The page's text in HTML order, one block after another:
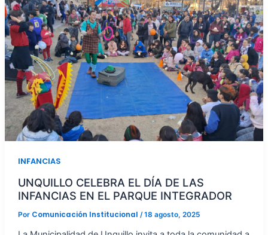
INFANCIAS
UNQUILLO CELEBRA EL DÍA DE LAS
INFANCIAS EN EL PARQUE INTEGRADOR
Por Comunicación Institucional /18 agosto, 2025